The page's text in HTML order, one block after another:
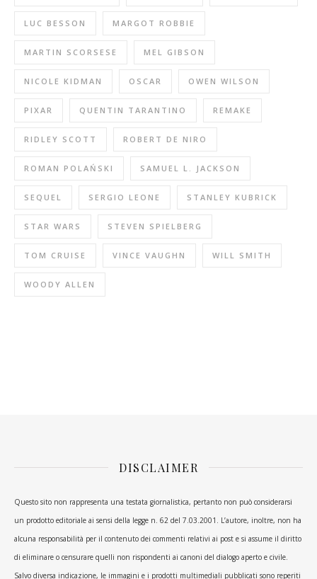
LUC BESSON MARGOT ROBBIE
MARTIN SCORSESE MEL GIBSON
NICOLE KIDMAN OSCAR OWEN WILSON
PIXAR QUENTIN TARANTINO REMAKE
RIDLEY SCOTT ROBERT DE NIRO
ROMAN POLAŃSKI SAMUEL L. JACKSON
SEQUEL SERGIO LEONE STANLEY KUBRICK
STAR WARS STEVEN SPIELBERG
TOM CRUISE VINCE VAUGHN WILL SMITH
WOODY ALLEN
DISCLAIMER
Questo sito non rappresenta una testata giornalistica, pertanto non può considerarsi
un prodotto editoriale ai sensi della legge n. 62 del 7.03.2001. L’autore, inoltre, non ha
alcuna responsabilità per il contenuto dei commenti relativi ai post e si assume il diritto
di eliminare o censurare quelli non rispondenti ai canoni del dialogo aperto e civile.
Salvo diversa indicazione, le immagini e i prodotti multimediali pubblicati sono reperiti